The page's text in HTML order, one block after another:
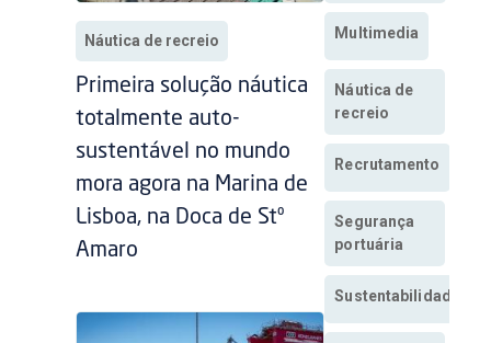
Náutica de recreio
Primeira solução náutica
totalmente auto-
sustentável no mundo
mora agora na Marina de
Lisboa, na Doca de Stº
Amaro
Multimedia
Náutica de
recreio
Recrutamento
Segurança
portuária
Sustentabilidade